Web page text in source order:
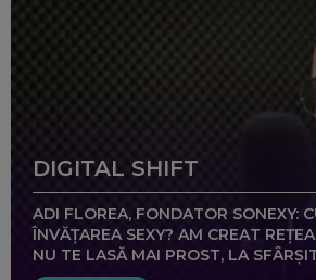
DIGITAL SHIFT
ADI FLOREA, FONDATOR SONEXY:
ÎNVĂȚAREA SEXY? AM CREAT
NU TE LASĂ MAI PROST, LA